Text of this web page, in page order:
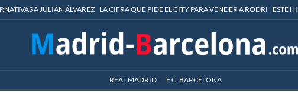
A JULIÁN ÁLVAREZ LA CIFRA QUE PIDE EL CITY PARA VENDER A RODRI ESTE
REAL MADRID F.C. BARCELONA